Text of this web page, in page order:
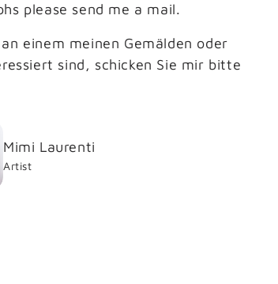
please send me a mail.
einem meinen Gemälden oder
sind, schicken Sie mir bitte
Mimi Laurenti
Artist